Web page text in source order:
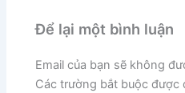
Để lại một bình luận
Email của bạn sẽ không
Các trường bắt buộc được